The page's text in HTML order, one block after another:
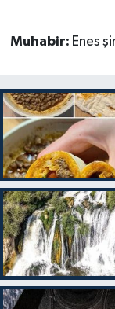
Muhabir: Enes